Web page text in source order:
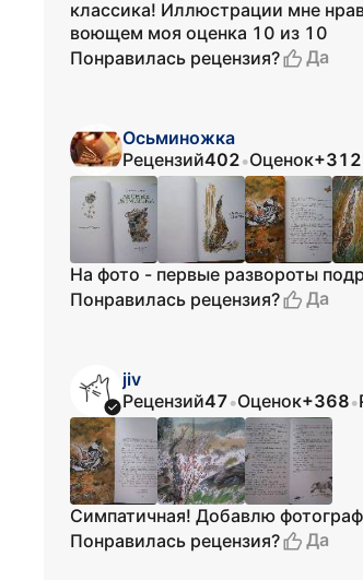
классика! Иллюстрации мне
воющем моя оценка 10 из 10
Понравилась рецензия?
Да
Осьминожка
Рецензий402•Оценок
На фото - первые развороты
Понравилась рецензия?
Да
jiv
Рецензий47•Оценок+368•
Симпатичная! Добавлю
Понравилась рецензия?
Да